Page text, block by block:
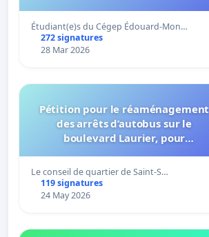
Étudiant(e)s du Cégep Édouard-Mon…
272 signatures
28 Mar 2026
Pétition pour le réaménagement
des arrêts d’autobus sur le
boulevard Laurier, pour
connexion 805-802 à établir
Le conseil de quartier de Saint-S…
119 signatures
24 May 2026